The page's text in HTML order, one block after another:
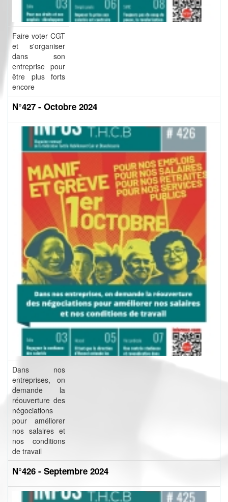
Faire voter CGT
et s'organiser
dans son
entreprise pour
être plus forts
encore
N°427 - Octobre 2024
Dans nos
entreprises, on
demande la
réouverture des
négociations
pour améliorer
nos salaires et
nos conditions
de travail
N°426 - Septembre 2024